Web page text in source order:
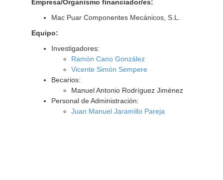
Empresa/Organismo financiador/es:
Mac Puar Componentes Mecánicos, S.L.
Equipo:
Investigadores:
Ramón Cano González
Vicente Simón Sempere
Becarios:
Manuel Antonio Rodríguez Jiménez
Personal de Administración:
Juan Manuel Jaramillo Pareja